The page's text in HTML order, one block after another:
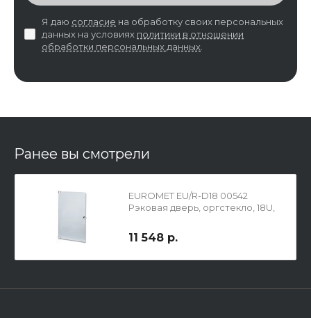
Я даю согласие на обработку своих персональных
данных на условиях политики в отношении
обработки персональных данных
Ранее вы смотрели
EUROMET EU/R-D18 00542
Рэковая дверь, оргстекло, 18U,
11 548 р.